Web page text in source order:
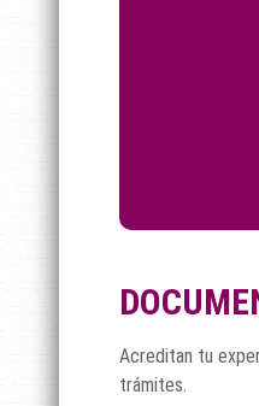
Acreditan tu
trámites.